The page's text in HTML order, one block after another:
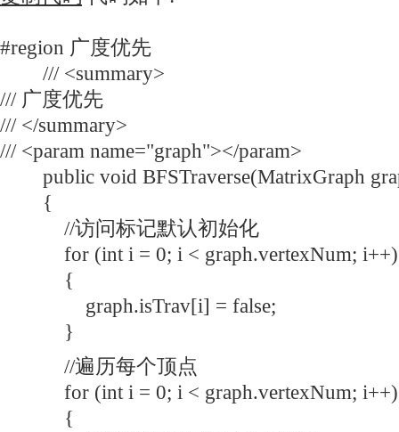
#region 广度优先
/// <summary>
/// 广度优先
/// </summary>
/// <param name="graph"></param>
public void BFSTraverse(MatrixGraph
{
//访问标记默认初始化
for (int i = 0; i < graph.vertexNum; i++)
{
graph.isTrav[i] = false;
}
//遍历每个顶点
for (int i = 0; i < graph.vertexNum; i++)
{